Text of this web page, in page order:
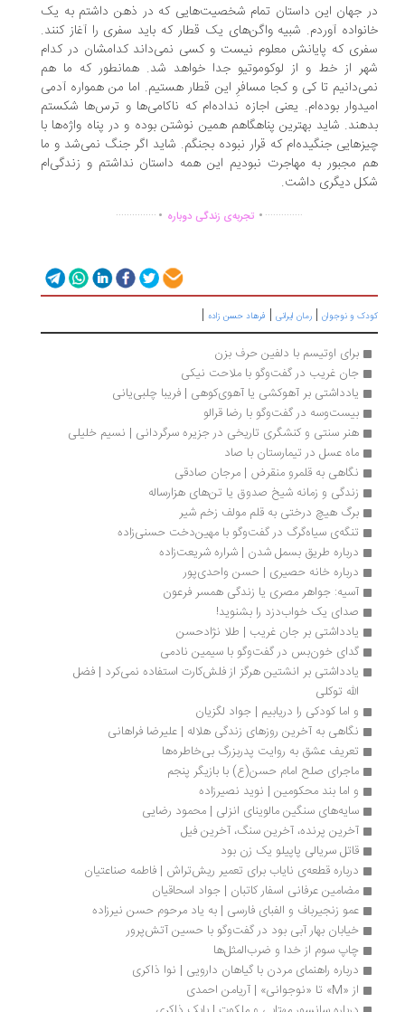
جهان این داستان تمام شخصیت‌هایی که در ذهن داشتم به یک
آوردم. شبیه واگن‌های یک قطار که باید سفری را آغاز کنند.
که پایانش معلوم نیست و کسی نمی‌داند کدامشان در کدام
از خط و از لوکوموتیو جدا خواهد شد. همانطور که ما هم
تا کی و کجا مسافرِ این قطار هستیم. اما من همواره آدمی
بوده‌ام. یعنی اجازه نداده‌ام که ناکامی‌ها و ترس‌ها شکستم
شاید بهترین پناهگاهم همین نوشتن بوده و در پناه واژه‌ها با
جنگیده‌ام که قرار نبوده بجنگم. شاید اگر جنگ نمی‌شد و ما
مجبور به مهاجرت نبودیم این همه داستان نداشتم و زندگی‌ام
دیگری داشت.
................تجربه‌ی زندگی دوباره ...............
و نوجوان |رمان ایرانی|فرهاد حسن زاده|
برای اوتیسم با دلفین حرف بزن
جان غریب در گفت‌وگو با ملاحت نیکی
یادداشتی بر آهوکشی‌ یا آهوی‌کوهی | فریبا چلبی‌یانی
بیست‌وسه در گفت‌وگو با رضا قرالو
هنر سنتی و کنشگری تاریخی در جزیره سرگردانی | نسیم خلیلی
ماه عسل در تیمارستان با صاد
نگاهی به قلمرو منقرض | مرجان صادقی
زندگی و زمانه شیخ صدوق یا تن‌های هزارساله
برگ هیچ درختی به قلم مولف زخم شیر
تنگه‌ی سیاه‌گرگ در گفت‌وگو با مهین‌دخت حسنی‌زاده
درباره طریق بسمل شدن | شراره شریعت‌زاده
درباره خانه حصیری | حسن واحدی‌پور
آسیه: جواهر مصری یا زندگی همسر فرعون
صدای یک خواب‌دزد را بشنوید!
یادداشتی بر جان غریب | طلا نژادحسن
گدای خون‌بس در گفت‌وگو با سیمین نادمی
یادداشتی بر انشتین هرگز از فلش‌کارت استفاده نمی‌کرد | فضل
الله توکلی
و اما کودکی را دریابیم | جواد لگزیان
نگاهی به آخرین روزهای زندگی هلاله | علیرضا فراهانی
تعریف عشق به روایت پدربزرگ بی‌خاطره‌ها
ماجرای صلح امام حسن(ع) با بازیگر پنجم
و اما بند محکومین | نوید نصیرزاده
سایه‌های سنگین مالوینای انزلی | محمود رضایی
آخرین پرنده، آخرین سنگ، آخرین فیل
قاتل سریالی پاپیلو یک زن بود
درباره قطعه‌ی نایاب برای تعمیر ریش‌تراش | فاطمه صناعتیان
مضامین عرفانی اسفار کاتبان | جواد اسحاقيان
عمو زنجیرباف و الفبای فارسی | به یاد مرحوم حسن نیرزاده
خیابان بهار آبی بود در گفت‌وگو با حسین آتش‌پرور
چاپ سوم از خدا و ضرب‌المثل‌ها
درباره راهنمای مردن با گیاهان دارویی | نوا ذاکری